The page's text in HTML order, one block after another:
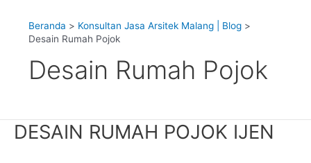
Beranda
Konsultan Jasa Arsitek Malang | Blog
Desain Rumah Pojok
Desain Rumah Pojok
DESAIN RUMAH POJOK IJEN
DESAIN
RUMAH